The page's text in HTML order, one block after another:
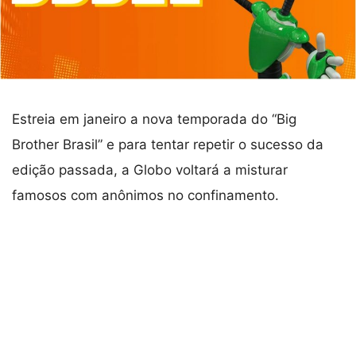
Estreia em janeiro a nova temporada do “Big
Brother Brasil” e para tentar repetir o sucesso da
edição passada, a Globo voltará a misturar
famosos com anônimos no confinamento.